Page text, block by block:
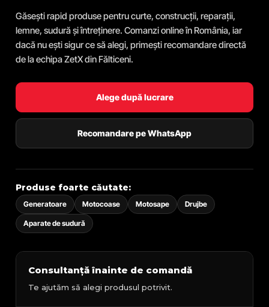
Găsești rapid produse pentru curte, construcții, reparații,
lemne, sudură și întreținere. Comanzi online în România, iar
dacă nu ești sigur ce să alegi, primești recomandare directă
de la echipa ZetX din Fălticeni.
Alege după lucrare
Recomandare pe WhatsApp
Produse foarte căutate:
Generatoare Motocoase Motosape Drujbe
Aparate de sudură
Consultanță înainte de comandă
Te ajutăm să alegi produsul potrivit.